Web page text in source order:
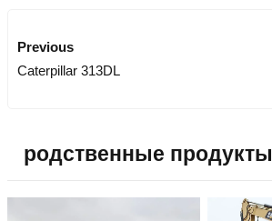
Previous
Caterpillar 313DL
родственные продукты